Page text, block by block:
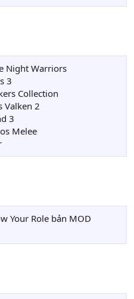
Night Warriors
3
Collection
Valken 2
3
Melee
Your Role bản MOD